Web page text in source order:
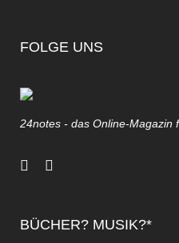
FOLGE UNS
24notes - das Online-Magazin
BÜCHER? MUSIK?*